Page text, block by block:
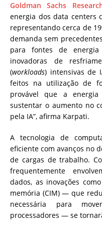
Goldman Sachs
energia dos data centers
representando cerca de
demanda sem
para fontes de energia
inovadoras de
(workloads) intensivas de
feitos na utilização de
provável que a
sustentar o aumento no
pela IA”, afirma Karpati.
A tecnologia de
eficiente com avanços no
de cargas de trabalho.
frequentemente
dados, as inovações
memória (CIM) — que
necessária para
processadores — se